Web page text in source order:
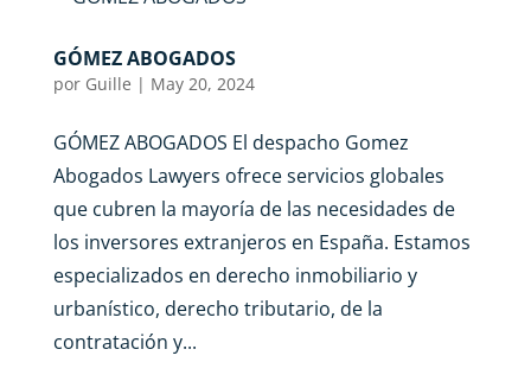
GÓMEZ ABOGADOS
por Guille | May 20, 2024
GÓMEZ ABOGADOS El despacho Gomez
Abogados Lawyers ofrece servicios globales
que cubren la mayoría de las necesidades de
los inversores extranjeros en España. Estamos
especializados en derecho inmobiliario y
urbanístico, derecho tributario, de la
contratación y...